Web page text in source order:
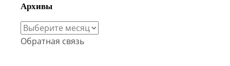
Архивы
Архивы
Обратная связь